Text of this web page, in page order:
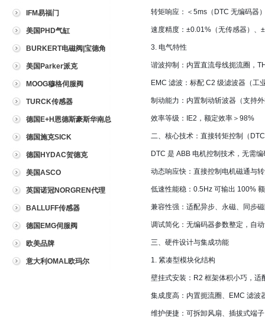
IFM易福门
美国PHD气缸
BURKERT电磁阀|宝德角
座阀
美国Parker派克
MOOG穆格伺服阀
TURCK传感器
德国E+H恩德斯豪斯华南总
代理
德国施克SICK
德国HYDAC贺德克
美国ASCO
英国诺冠NORGREN代理
BALLUFF传感器
德国EMG伺服阀
欧美品牌
意大利OMAL欧玛尔
转矩响应：＜5ms（DTC 无编码器
速度精度：±0.01%（无传感器）、
3. 电气特性
谐波抑制：内置直流母线扼流圈，
EMC 滤波：标配 C2 级滤波器（工
制动能力：内置制动斩波器（支持
效率等级：IE2，额定效率＞98%
二、核心技术：直接转矩控制（
DTC 是 ABB 电机控制技术，无需
动态响应快：直接控制电机磁通与
低速性能稳：0.5Hz 可输出 100%
兼容性强：适配异步、永磁、同步
调试简化：无编码器参数整定，自
三、硬件设计与集成功能
1. 紧凑型模块化结构
壁挂式安装：R2 框架体积小巧，适
集成度高：内置扼流圈、EMC 滤波
维护便捷：可拆卸风扇、插拔式端